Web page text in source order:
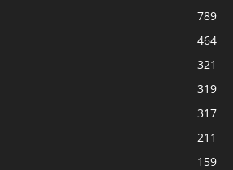
789
464
321
319
317
211
159